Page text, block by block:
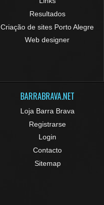
Resultados
Criação de sites Porto Alegre
Web designer
BARRABRAVA.NET
Loja Barra Brava
Registrarse
Login
Contacto
Sitemap